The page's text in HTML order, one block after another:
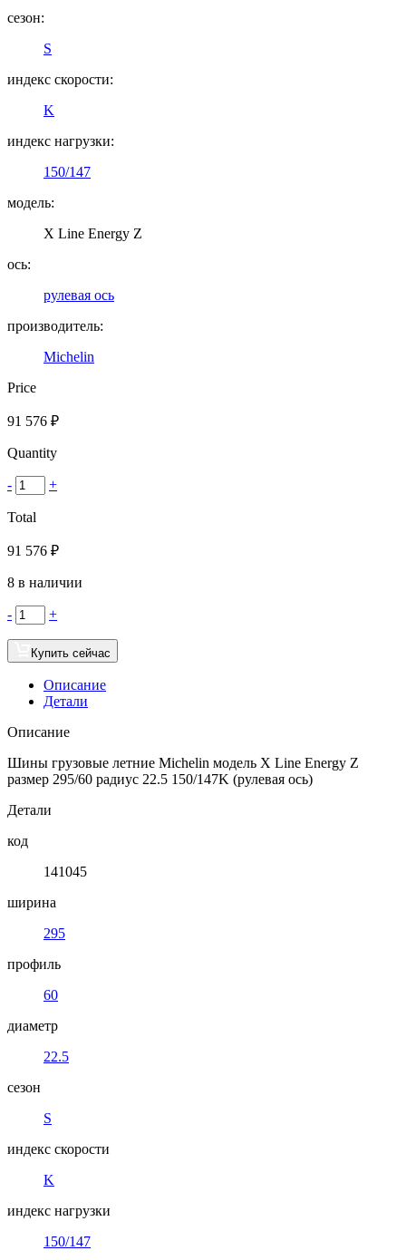
сезон:
S
индекс скорости:
K
индекс нагрузки:
150/147
модель:
X Line Energy Z
ось:
рулевая ось
производитель:
Michelin
Price
91 576 ₽
Quantity
- +
Total
91 576 ₽
8 в наличии
- +
Купить сейчас
Описание
Детали
Описание
Шины грузовые летние Michelin модель X Line Energy Z
размер 295/60 радиус 22.5 150/147K (рулевая ось)
Детали
код
141045
ширина
295
профиль
60
диаметр
22.5
сезон
S
индекс скорости
K
индекс нагрузки
150/147